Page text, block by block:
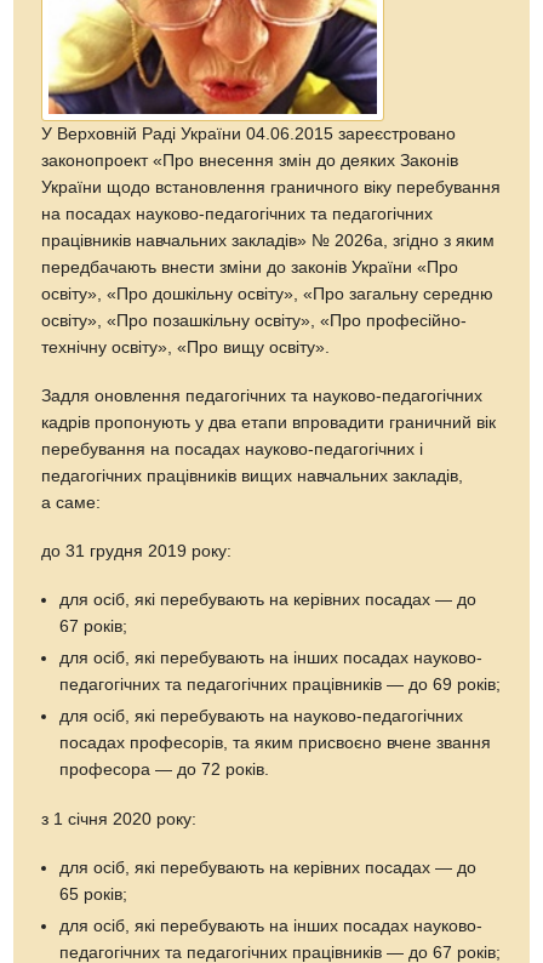
У Верховній Раді України 04.06.2015 зареєстровано
законопроект «Про внесення змін до деяких Законів
України щодо встановлення граничного віку перебування
на посадах науково-педагогічних та педагогічних
працівників навчальних закладів» № 2026а, згідно з яким
передбачають внести зміни до законів України «Про
освіту», «Про дошкільну освіту», «Про загальну середню
освіту», «Про позашкільну освіту», «Про професійно-
технічну освіту», «Про вищу освіту».
Задля оновлення педагогічних та науково-педагогічних
кадрів пропонують у два етапи впровадити граничний вік
перебування на посадах науково-педагогічних і
педагогічних працівників вищих навчальних закладів,
а саме:
до 31 грудня 2019 року:
для осіб, які перебувають на керівних посадах — до
67 років;
для осіб, які перебувають на інших посадах науково-
педагогічних та педагогічних працівників — до 69 років;
для осіб, які перебувають на науково-педагогічних
посадах професорів, та яким присвоєно вчене звання
професора — до 72 років.
з 1 січня 2020 року:
для осіб, які перебувають на керівних посадах — до
65 років;
для осіб, які перебувають на інших посадах науково-
педагогічних та педагогічних працівників — до 67 років;